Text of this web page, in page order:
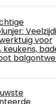
voor
keukens,